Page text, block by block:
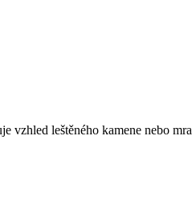
vzhled leštěného kamene nebo